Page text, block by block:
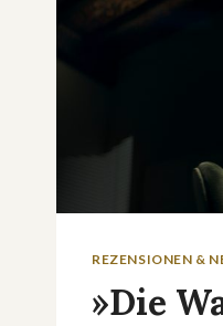
REZENSIONEN &
»Die